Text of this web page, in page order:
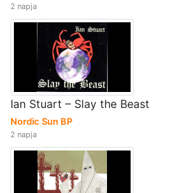
2 napja
Ian Stuart – Slay the Beast
Nordic Sun BP
2 napja